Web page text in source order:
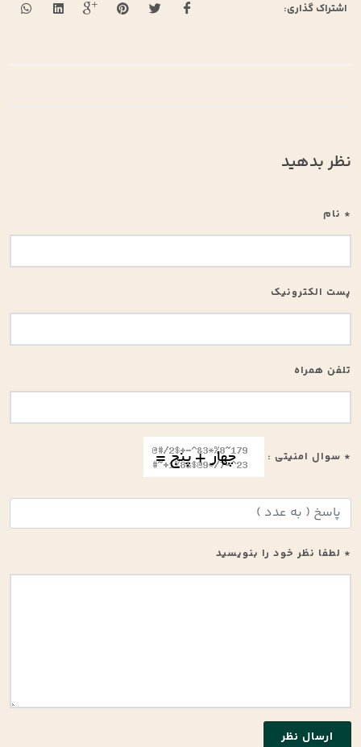
اشتراک گذاری:
نظر بدهید
* نام
پست الکترونیک
تلفن همراه
* سوال امنیتی :
* لطفا نظر خود را بنویسید
ارسال نظر